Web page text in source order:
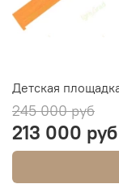
Детская
245 000 руб
213 000 руб